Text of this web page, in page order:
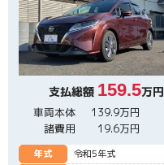
支払総額 159.5万円
車両本体
139.9万円
諸費用
19.6万円
年式
令和5年式